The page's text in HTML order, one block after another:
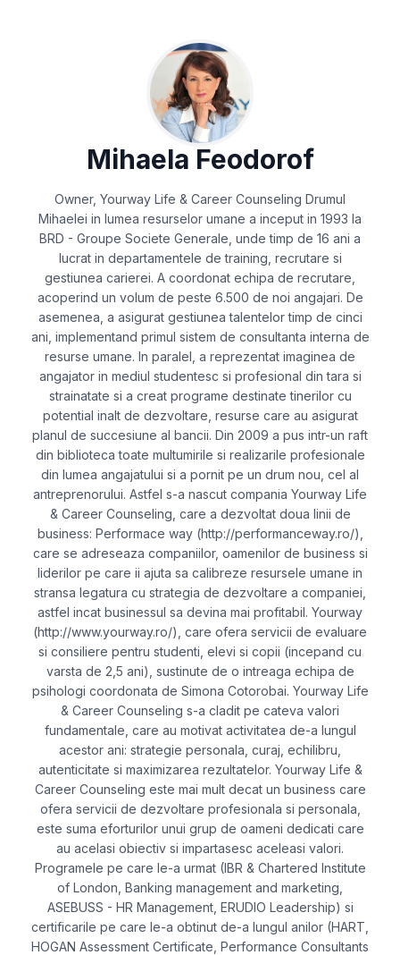
Mihaela Feodorof
Owner, Yourway Life & Career Counseling Drumul
Mihaelei in lumea resurselor umane a inceput in 1993 la
BRD - Groupe Societe Generale, unde timp de 16 ani a
lucrat in departamentele de training, recrutare si
gestiunea carierei. A coordonat echipa de recrutare,
acoperind un volum de peste 6.500 de noi angajari. De
asemenea, a asigurat gestiunea talentelor timp de cinci
ani, implementand primul sistem de consultanta interna de
resurse umane. In paralel, a reprezentat imaginea de
angajator in mediul studentesc si profesional din tara si
strainatate si a creat programe destinate tinerilor cu
potential inalt de dezvoltare, resurse care au asigurat
planul de succesiune al bancii. Din 2009 a pus intr-un raft
din biblioteca toate multumirile si realizarile profesionale
din lumea angajatului si a pornit pe un drum nou, cel al
antreprenorului. Astfel s-a nascut compania Yourway Life
& Career Counseling, care a dezvoltat doua linii de
business: Performace way (http://performanceway.ro/),
care se adreseaza companiilor, oamenilor de business si
liderilor pe care ii ajuta sa calibreze resursele umane in
stransa legatura cu strategia de dezvoltare a companiei,
astfel incat businessul sa devina mai profitabil. Yourway
(http://www.yourway.ro/), care ofera servicii de evaluare
si consiliere pentru studenti, elevi si copii (incepand cu
varsta de 2,5 ani), sustinute de o intreaga echipa de
psihologi coordonata de Simona Cotorobai. Yourway Life
& Career Counseling s-a cladit pe cateva valori
fundamentale, care au motivat activitatea de-a lungul
acestor ani: strategie personala, curaj, echilibru,
autenticitate si maximizarea rezultatelor. Yourway Life &
Career Counseling este mai mult decat un business care
ofera servicii de dezvoltare profesionala si personala,
este suma eforturilor unui grup de oameni dedicati care
au acelasi obiectiv si impartasesc aceleasi valori.
Programele pe care le-a urmat (IBR & Chartered Institute
of London, Banking management and marketing,
ASEBUSS - HR Management, ERUDIO Leadership) si
certificarile pe care le-a obtinut de-a lungul anilor (HART,
HOGAN Assessment Certificate, Performance Consultants